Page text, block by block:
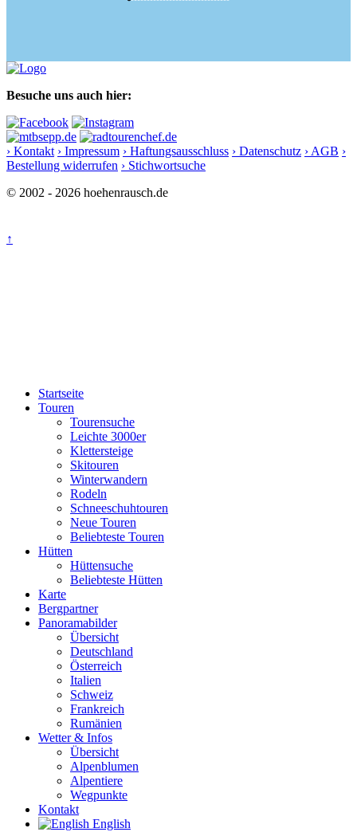
Besuche uns auch hier:
› Kontakt › Impressum › Haftungsausschluss › Datenschutz › AGB ›
Bestellung widerrufen › Stichwortsuche
© 2002 - 2026 hoehenrausch.de
↑
Startseite
Touren
Tourensuche
Leichte 3000er
Klettersteige
Skitouren
Winterwandern
Rodeln
Schneeschuhtouren
Neue Touren
Beliebteste Touren
Hütten
Hüttensuche
Beliebteste Hütten
Karte
Bergpartner
Panoramabilder
Übersicht
Deutschland
Österreich
Italien
Schweiz
Frankreich
Rumänien
Wetter & Infos
Übersicht
Alpenblumen
Alpentiere
Wegpunkte
Kontakt
English